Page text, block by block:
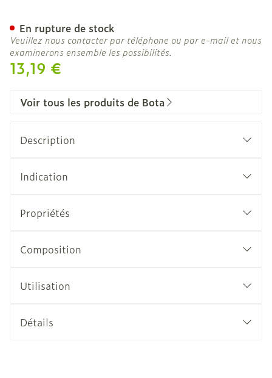
13,19 €
En rupture de stock
Veuillez nous contacter par téléphone ou par e-mail et nous
examinerons ensemble les possibilités.
Voir tous les produits de Bota
Description
Indication
Propriétés
Composition
Utilisation
Détails